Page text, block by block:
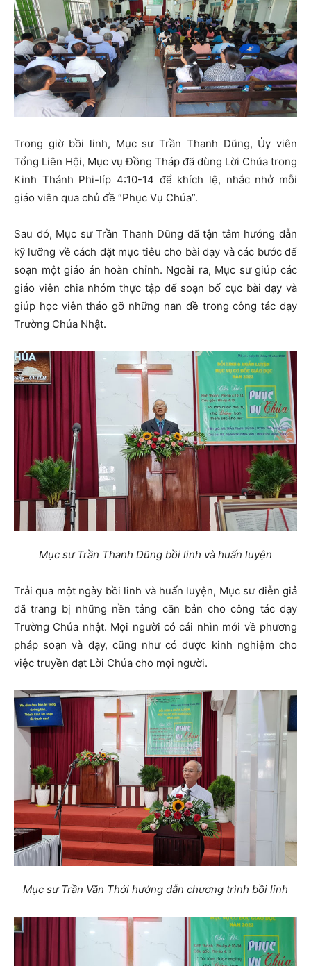
Trong giờ bồi linh, Mục sư Trần Thanh Dũng, Ủy viên
Tổng Liên Hội, Mục vụ Đồng Tháp đã dùng Lời Chúa trong
Kinh Thánh Phi-líp 4:10-14 để khích lệ, nhắc nhở mỗi
giáo viên qua chủ đề “Phục Vụ Chúa”.
Sau đó, Mục sư Trần Thanh Dũng đã tận tâm hướng dẫn
kỹ lưỡng về cách đặt mục tiêu cho bài dạy và các bước để
soạn một giáo án hoàn chỉnh. Ngoài ra, Mục sư giúp các
giáo viên chia nhóm thực tập để soạn bố cục bài dạy và
giúp học viên tháo gỡ những nan đề trong công tác dạy
Trường Chúa Nhật.
Mục sư Trần Thanh Dũng bồi linh và huấn luyện
Trải qua một ngày bồi linh và huấn luyện, Mục sư diễn giả
đã trang bị những nền tảng căn bản cho công tác dạy
Trường Chúa nhật. Mọi người có cái nhìn mới về phương
pháp soạn và dạy, cũng như có được kinh nghiệm cho
việc truyền đạt Lời Chúa cho mọi người.
Mục sư Trần Văn Thới hướng dẫn chương trình bồi linh